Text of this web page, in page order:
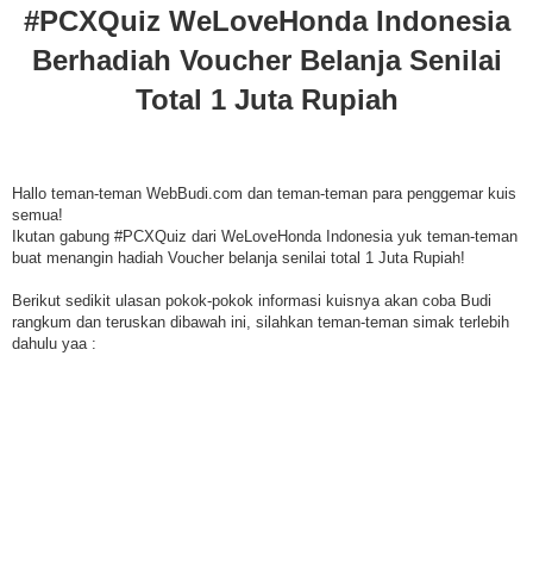
#PCXQuiz WeLoveHonda Indonesia
Berhadiah Voucher Belanja Senilai
Total 1 Juta Rupiah
Hallo teman-teman WebBudi.com dan teman-teman para penggemar kuis
semua!
Ikutan gabung #PCXQuiz dari WeLoveHonda Indonesia yuk teman-teman
buat menangin hadiah Voucher belanja senilai total 1 Juta Rupiah!
Berikut sedikit ulasan pokok-pokok informasi kuisnya akan coba Budi
rangkum dan teruskan dibawah ini, silahkan teman-teman simak terlebih
dahulu yaa :